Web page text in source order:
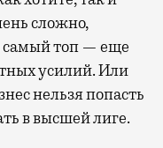
сложно,
самый топ — еще
усилий. Или
нельзя попасть
в высшей лиге.